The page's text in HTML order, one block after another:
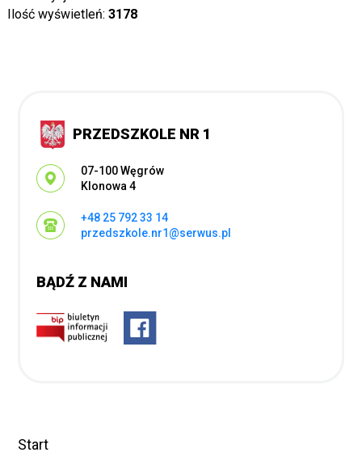
Ilość wyświetleń: 3178
PRZEDSZKOLE NR 1
Adres pocztowy:
07-100 Węgrów
Klonowa 4
+48 25 792 33 14
przedszkole.nr1@serwus.pl
BĄDŹ Z NAMI
Start